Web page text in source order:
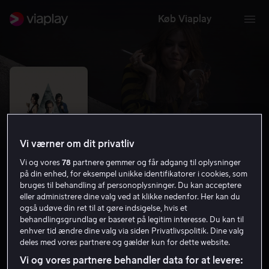
Køb Viaplay
High-Rise
5.5 Drama 2015 1 t. 53 min
15 år
Vi værner om dit privatliv
Vi og vores78 partnere gemmer og får adgang til oplysninger
på din enhed, for eksempel unikke identifikatorer i cookies, som
bruges til behandling af personoplysninger. Du kan acceptere
eller administrere dine valg ved at klikke nedenfor. Her kan du
også udøve din ret til at gøre indsigelse, hvis et
behandlingsgrundlag er baseret på legitim interesse. Du kan til
enhver tid ændre dine valg via siden Privatlivspolitik. Dine valg
deles med vores partnere og gælder kun for dette website.
Vi og vores partnere behandler data for at levere: